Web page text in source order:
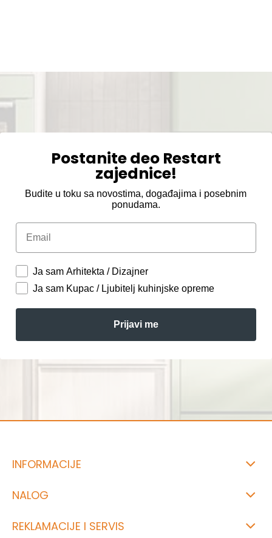
Postanite deo Restart
zajednice!
Budite u toku sa novostima, događajima i posebnim
ponudama.
Email
Ja sam Arhitekta / Dizajner
Ja sam Kupac / Ljubitelj kuhinjske opreme
Prijavi me
INFORMACIJE
NALOG
REKLAMACIJE I SERVIS